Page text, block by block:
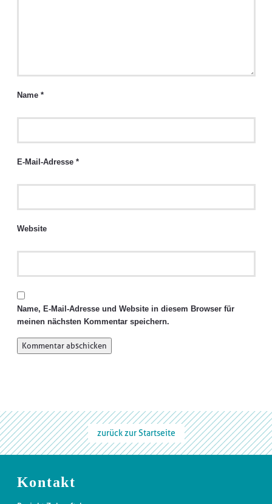
Name *
E-Mail-Adresse *
Website
Name, E-Mail-Adresse und Website in diesem Browser für
meinen nächsten Kommentar speichern.
zurück zur Startseite
Kontakt